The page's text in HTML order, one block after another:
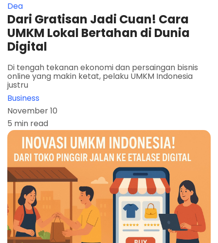
Dea
Dari Gratisan Jadi Cuan! Cara
UMKM Lokal Bertahan di Dunia
Digital
Di tengah tekanan ekonomi dan persaingan bisnis
online yang makin ketat, pelaku UMKM Indonesia
justru
Business
November 10
5 min read